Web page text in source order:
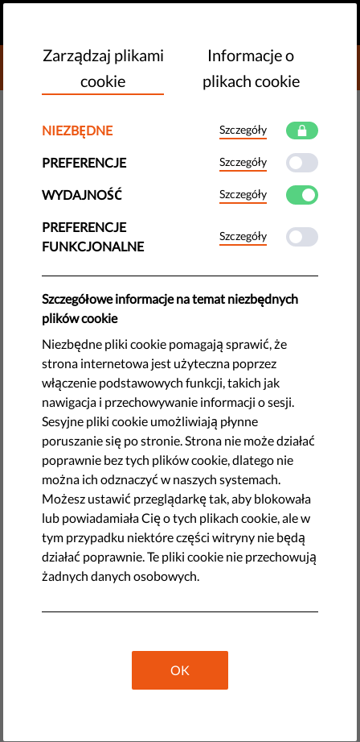
DONATE TO LIBERTIES
​Unijne rządy stosują
obostrzenia związane z
pandemią do ograniczania
przestrzeni i wolności
Greenpeace
Ograniczenia prawa do protestu, wolności słowa, dostępu do
informacji i wolności zrzeszania się. W ten sposób rządy w
całej UE politycznie skorzystały na pandemii. Przeczytaj
szczegóły we wspólnym raporcie Liberties i Greenpeace.
by Liberties and Greenpeace European Unit
września 24, 2020
Aby chronić zdrowie publiczne, rządy przyjęły środki,
które radykalnie zmieniły nasz sposób życia. W celu
ratowania życia i ochrony grup ryzyka konieczne mogą być
tymczasowe ograniczenia niektórych swobód. Jednak
wiele rządów, w związku z ochroną zdrowia publicznego,
wprowadziło kontrowersyjne przepisy. W niektórych
rygorystyczne, niż jest to rzeczywiście konieczne.
W innych przypadkach rządy celowo wykorzystują
pandemię COVID-19 do podważania wolności jednostki i
demokracji w sposób, który faktycznie zagraża zdrowiu
Zarządzaj plikami
cookie
Informacje o
plikach cookie
NIEZBĘDNE Szczegóły
PREFERENCJE Szczegóły
WYDAJNOŚĆ Szczegóły
PREFERENCJE
FUNKCJONALNE
Szczegóły
Szczegółowe informacje na temat niezbędnych
plików cookie
Niezbędne pliki cookie pomagają sprawić, że
strona internetowa jest użyteczna poprzez
włączenie podstawowych funkcji, takich jak
nawigacja i przechowywanie informacji o sesji.
Sesyjne pliki cookie umożliwiają płynne
poruszanie się po stronie. Strona nie może działać
poprawnie bez tych plików cookie, dlatego nie
można ich odznaczyć w naszych systemach.
Możesz ustawić przeglądarkę tak, aby blokowała
lub powiadamiała Cię o tych plikach cookie, ale w
tym przypadku niektóre części witryny nie będą
działać poprawnie. Te pliki cookie nie przechowują
żadnych danych osobowych.
OK